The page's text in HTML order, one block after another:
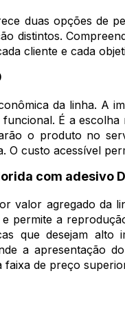
duas opções de
distintos.
cliente e cada
da linha. A
É a
o produto no
O custo acessível
com adesivo
valor agregado da
e permite a
que desejam
a apresentação
faixa de preço